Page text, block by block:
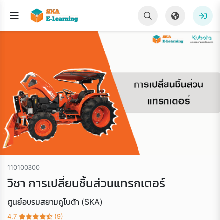
110100300
วิชา การเปลี่ยนชิ้นส่วนแทรกเตอร์
ศูนย์อบรมสยามคูโบต้า (SKA)
4.7 (9)